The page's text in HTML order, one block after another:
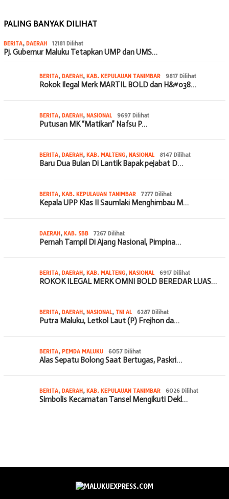
PALING BANYAK DILIHAT
BERITA, DAERAH 12181 Dilihat
Pj. Gubernur Maluku Tetapkan UMP dan UMS…
BERITA, DAERAH, KAB. KEPULAUAN TANIMBAR 9817 Dilihat
Rokok Ilegal Merk MARTIL BOLD dan H&#038…
BERITA, DAERAH, NASIONAL 9697 Dilihat
Putusan MK “Matikan” Nafsu P…
BERITA, DAERAH, KAB. MALTENG, NASIONAL 8147 Dilihat
Baru Dua Bulan Di Lantik Bapak pejabat D…
BERITA, KAB. KEPULAUAN TANIMBAR 7277 Dilihat
Kepala UPP Klas II Saumlaki Menghimbau M…
DAERAH, KAB. SBB 7267 Dilihat
Pernah Tampil Di Ajang Nasional, Pimpina…
BERITA, DAERAH, KAB. MALTENG, NASIONAL 6917 Dilihat
ROKOK ILEGAL MERK OMNI BOLD BEREDAR LUAS…
BERITA, DAERAH, NASIONAL, TNI AL 6287 Dilihat
Putra Maluku, Letkol Laut (P) Frejhon da…
BERITA, PEMDA MALUKU 6057 Dilihat
Alas Sepatu Bolong Saat Bertugas, Paskri…
BERITA, DAERAH, KAB. KEPULAUAN TANIMBAR 6026 Dilihat
Simbolis Kecamatan Tansel Mengikuti Dekl…